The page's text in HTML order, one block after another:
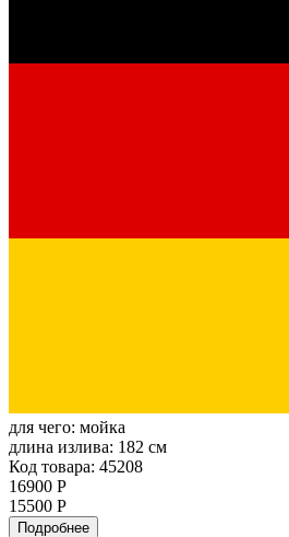
для чего: мойка
длина излива: 182 см
Код товара: 45208
16900 Р
15500 Р
Подробнее